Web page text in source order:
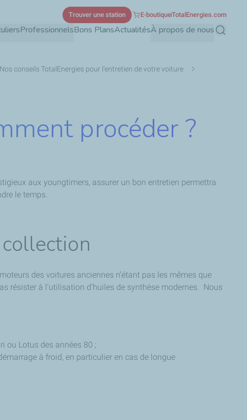
ProfessionnelsBons PlansActualitésÀ propos de nous
Trouver une station E-boutiqueTotalEnergies.com
Nos conseils TotalEnergies pour l'entretien de votre voiture
procéder ?
aux youngtimers, assurer un bon entretien permettra
le temps.
des voitures anciennes n’étant pas les mêmes que
résister à l’utilisation d’huiles de synthèse modernes. Nous
ou Lotus des années 80 ;
à froid, en particulier en cas de longue